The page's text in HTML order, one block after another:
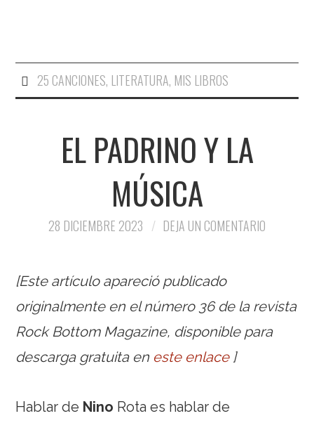
25 CANCIONES, LITERATURA, MIS LIBROS
EL PADRINO Y LA
MÚSICA
28 DICIEMBRE 2023 DEJA UN COMENTARIO
[Este artículo apareció publicado
originalmente en el número 36 de la revista
Rock Bottom Magazine, disponible para
descarga gratuita en este enlace]
Hablar de Nino Rota es hablar de